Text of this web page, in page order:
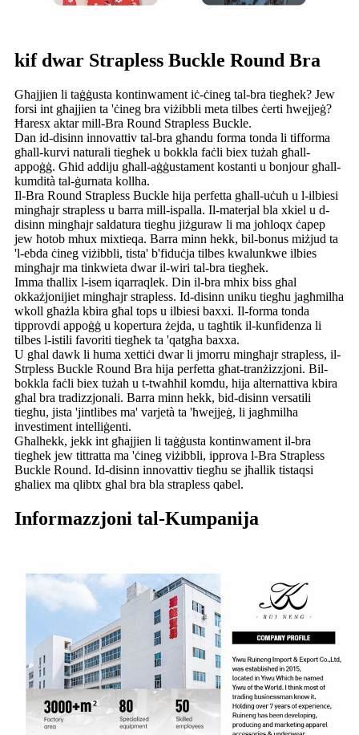
kif dwar Strapless Buckle Round Bra
Għajjien li taġġusta kontinwament iċ-ċineg tal-bra tiegħek? Jew
forsi int għajjien ta 'ċineg bra viżibbli meta tilbes ċerti ħwejjeġ?
Ħaresx aktar mill-Bra Round Strapless Buckle.
Dan id-disinn innovattiv tal-bra għandu forma tonda li tifforma
għall-kurvi naturali tiegħek u bokkla faċli biex tużah għall-
appoġġ. Għid addiju għall-aġġustament kostanti u bonjour għall-
kumdità tal-ġurnata kollha.
Il-Bra Round Strapless Buckle hija perfetta għall-uċuħ u l-ilbiesi
mingħajr strapless u barra mill-ispalla. Il-materjal bla xkiel u d-
disinn mingħajr saldatura tiegħu jiżguraw li ma joħloqx ċapep
jew ħotob mhux mixtieqa. Barra minn hekk, bil-bonus miżjud ta
'l-ebda ċineg viżibbli, tista' b'fiduċja tilbes kwalunkwe ilbies
mingħajr ma tinkwieta dwar il-wiri tal-bra tiegħek.
Imma tħallix l-isem iqarraqlek. Din il-bra mhix biss għal
okkażjonijiet mingħajr strapless. Id-disinn uniku tiegħu jagħmilha
wkoll għażla kbira għal tops u ilbiesi baxxi. Il-forma tonda
tipprovdi appoġġ u kopertura żejda, u tagħtik il-kunfidenza li
tilbes l-istili favoriti tiegħek ta 'qatgħa baxxa.
U għal dawk li huma xettiċi dwar li jmorru mingħajr strapless, il-
Strpless Buckle Round Bra hija perfetta għat-tranżizzjoni. Bil-
bokkla faċli biex tużah u t-twaħħil komdu, hija alternattiva kbira
għal bra tradizzjonali. Barra minn hekk, bid-disinn versatili
tiegħu, jista 'jintlibes ma' varjetà ta 'ħwejjeġ, li jagħmilha
investiment intelliġenti.
Għalhekk, jekk int għajjien li taġġusta kontinwament il-bra
tiegħek jew tittratta ma 'ċineg viżibbli, ipprova l-Bra Strapless
Buckle Round. Id-disinn innovattiv tiegħu se jħallik tistaqsi
għaliex ma qlibtx għal bra bla strapless qabel.
Informazzjoni tal-Kumpanija